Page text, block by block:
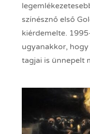
színésznő első
kiérdemelte.
ugyanakkor,
tagjai is ünnepelt